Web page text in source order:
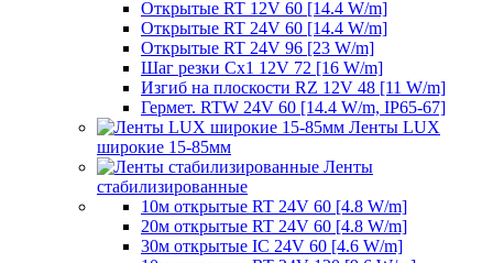
Открытые RT 12V 60 [14.4 W/m]
Открытые RT 24V 60 [14.4 W/m]
Открытые RT 24V 96 [23 W/m]
Шаг резки Cx1 12V 72 [16 W/m]
Изгиб на плоскости RZ 12V 48 [11 W/m]
Гермет. RTW 24V 60 [14.4 W/m, IP65-67]
Ленты LUX
широкие 15-85мм
Ленты
стабилизированные
10м открытые RT 24V 60 [4.8 W/m]
20м открытые RT 24V 60 [4.8 W/m]
30м открытые IC 24V 60 [4.6 W/m]